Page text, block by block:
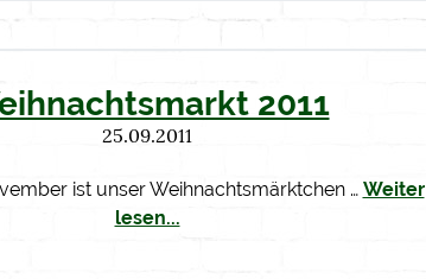
2011
25.09.2011
ist unser Weihnachtsmärktchen … Weiter
lesen...